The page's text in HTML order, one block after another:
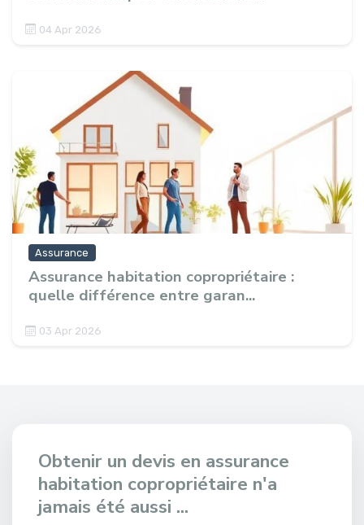
04 Apr 2026
Assurance
Assurance habitation copropriétaire :
quelle différence entre garan...
03 Apr 2026
Obtenir un devis en assurance
habitation copropriétaire n'a
jamais été aussi ...